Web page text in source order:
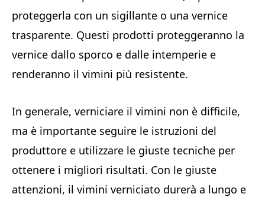
proteggerla con un sigillante o una vernice
trasparente. Questi prodotti proteggeranno la
vernice dallo sporco e dalle intemperie e
renderanno il vimini più resistente.
In generale, verniciare il vimini non è difficile,
ma è importante seguire le istruzioni del
produttore e utilizzare le giuste tecniche per
ottenere i migliori risultati. Con le giuste
attenzioni, il vimini verniciato durerà a lungo e